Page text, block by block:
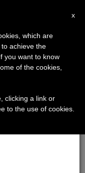
×
la pausa
de verano
también el
x
which are
achieve the
you want to know
of the cookies,
clicking a link or
to the use of cookies.